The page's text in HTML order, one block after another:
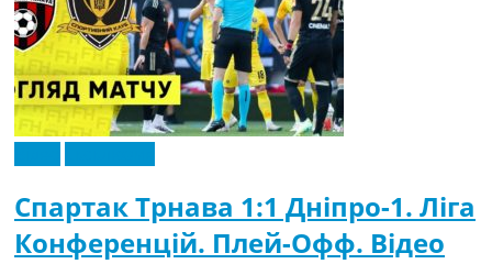
Спартак Трнава 1:1 Дніпро-1. Ліга
Конференцій. Плей-Офф. Відео